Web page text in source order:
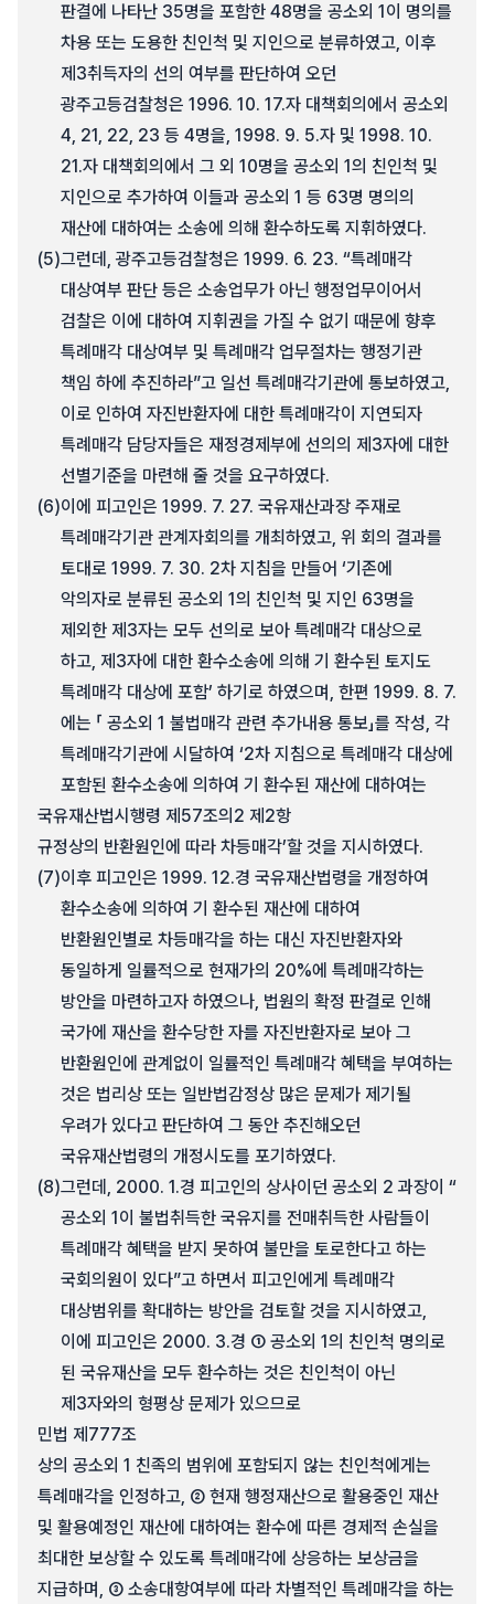
판결에 나타난 35명을 포함한 48명을 공소외 1이 명의를
차용 또는 도용한 친인척 및 지인으로 분류하였고, 이후
제3취득자의 선의 여부를 판단하여 오던
광주고등검찰청은 1996. 10. 17.자 대책회의에서 공소외
4, 21, 22, 23 등 4명을, 1998. 9. 5.자 및 1998. 10.
21.자 대책회의에서 그 외 10명을 공소외 1의 친인척 및
지인으로 추가하여 이들과 공소외 1 등 63명 명의의
재산에 대하여는 소송에 의해 환수하도록 지휘하였다.
(5)그런데, 광주고등검찰청은 1999. 6. 23. “특례매각
대상여부 판단 등은 소송업무가 아닌 행정업무이어서
검찰은 이에 대하여 지휘권을 가질 수 없기 때문에 향후
특례매각 대상여부 및 특례매각 업무절차는 행정기관
책임 하에 추진하라”고 일선 특례매각기관에 통보하였고,
이로 인하여 자진반환자에 대한 특례매각이 지연되자
특례매각 담당자들은 재정경제부에 선의의 제3자에 대한
선별기준을 마련해 줄 것을 요구하였다.
(6)이에 피고인은 1999. 7. 27. 국유재산과장 주재로
특례매각기관 관계자회의를 개최하였고, 위 회의 결과를
토대로 1999. 7. 30. 2차 지침을 만들어 ‘기존에
악의자로 분류된 공소외 1의 친인척 및 지인 63명을
제외한 제3자는 모두 선의로 보아 특례매각 대상으로
하고, 제3자에 대한 환수소송에 의해 기 환수된 토지도
특례매각 대상에 포함’ 하기로 하였으며, 한편 1999. 8. 7.
에는 「 공소외 1 불법매각 관련 추가내용 통보」를 작성, 각
특례매각기관에 시달하여 ‘2차 지침으로 특례매각 대상에
포함된 환수소송에 의하여 기 환수된 재산에 대하여는
국유재산법시행령 제57조의2 제2항
규정상의 반환원인에 따라 차등매각’할 것을 지시하였다.
(7)이후 피고인은 1999. 12.경 국유재산법령을 개정하여
환수소송에 의하여 기 환수된 재산에 대하여
반환원인별로 차등매각을 하는 대신 자진반환자와
동일하게 일률적으로 현재가의 20%에 특례매각하는
방안을 마련하고자 하였으나, 법원의 확정 판결로 인해
국가에 재산을 환수당한 자를 자진반환자로 보아 그
반환원인에 관계없이 일률적인 특례매각 혜택을 부여하는
것은 법리상 또는 일반법감정상 많은 문제가 제기될
우려가 있다고 판단하여 그 동안 추진해오던
국유재산법령의 개정시도를 포기하였다.
(8)그런데, 2000. 1.경 피고인의 상사이던 공소외 2 과장이 “
공소외 1이 불법취득한 국유지를 전매취득한 사람들이
특례매각 혜택을 받지 못하여 불만을 토로한다고 하는
국회의원이 있다”고 하면서 피고인에게 특례매각
대상범위를 확대하는 방안을 검토할 것을 지시하였고,
이에 피고인은 2000. 3.경 ① 공소외 1의 친인척 명의로
된 국유재산을 모두 환수하는 것은 친인척이 아닌
제3자와의 형평상 문제가 있으므로
민법 제777조
상의 공소외 1 친족의 범위에 포함되지 않는 친인척에게는
특례매각을 인정하고, ② 현재 행정재산으로 활용중인 재산
및 활용예정인 재산에 대하여는 환수에 따른 경제적 손실을
최대한 보상할 수 있도록 특례매각에 상응하는 보상금을
지급하며, ③ 소송대항여부에 따라 차별적인 특례매각을 하는